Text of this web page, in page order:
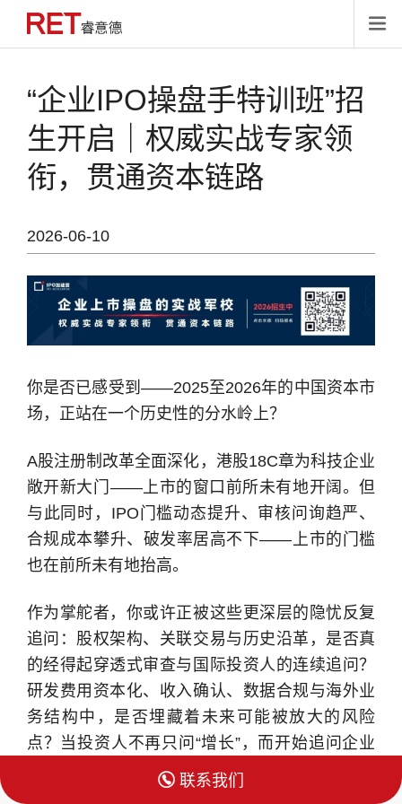

“企业IPO操盘手特训班”招
生开启｜权威实战专家领
衔，贯通资本链路
2026-06-10
你是否已感受到——2025至2026年的中国资本市
场，正站在一个历史性的分水岭上？
A股注册制改革全面深化，港股18C章为科技企业
敞开新大门——上市的窗口前所未有地开阔。但
与此同时，IPO门槛动态提升、审核问询趋严、
合规成本攀升、破发率居高不下——上市的门槛
也在前所未有地抬高。
作为掌舵者，你或许正被这些更深层的隐忧反复
追问：股权架构、关联交易与历史沿革，是否真
的经得起穿透式审查与国际投资人的连续追问？
研发费用资本化、收入确认、数据合规与海外业
务结构中，是否埋藏着未来可能被放大的风险
点？当投资人不再只问“增长”，而开始追问企业
的护城河、全球竞争位置与可持续盈利模型时，
 联系我们